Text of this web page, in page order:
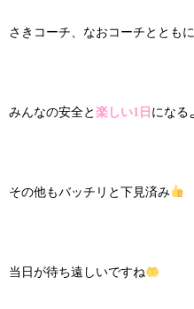
さきコーチ、なおコーチとともに
みんなの安全と 楽しい1日 になる
その他もバッチリと下見済み
当日が待ち遠しいですね